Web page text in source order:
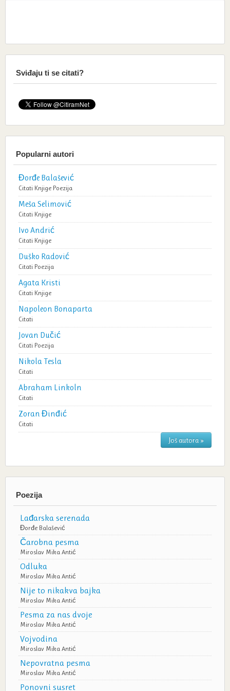
Sviđaju ti se citati?
Popularni autori
Đorđe Balašević
Citati Knjige Poezija
Meša Selimović
Citati Knjige
Ivo Andrić
Citati Knjige
Duško Radović
Citati Poezija
Agata Kristi
Citati Knjige
Napoleon Bonaparta
Citati
Jovan Dučić
Citati Poezija
Nikola Tesla
Citati
Abraham Linkoln
Citati
Zoran Đinđić
Citati
Još autora »
Poezija
Lađarska serenada
Đorđe Balašević
Čarobna pesma
Miroslav Mika Antić
Odluka
Miroslav Mika Antić
Nije to nikakva bajka
Miroslav Mika Antić
Pesma za nas dvoje
Miroslav Mika Antić
Vojvodina
Miroslav Mika Antić
Nepovratna pesma
Miroslav Mika Antić
Ponovni susret